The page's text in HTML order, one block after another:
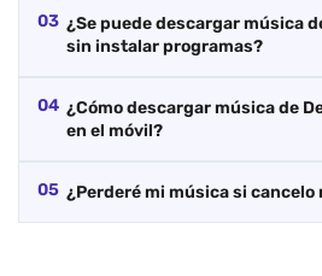
03 ¿Se puede descargar música
sin instalar programas?
04 ¿Cómo descargar música de
en el móvil?
05 ¿Perderé mi música si